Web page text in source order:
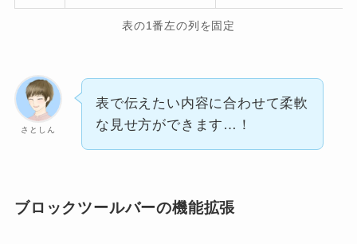
表の1番左の列を固定
さとしん
表で伝えたい内容に合わせて柔軟
な見せ方ができます…！
ブロックツールバーの機能拡張